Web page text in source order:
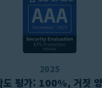
2025
도 평가: 100%, 거짓